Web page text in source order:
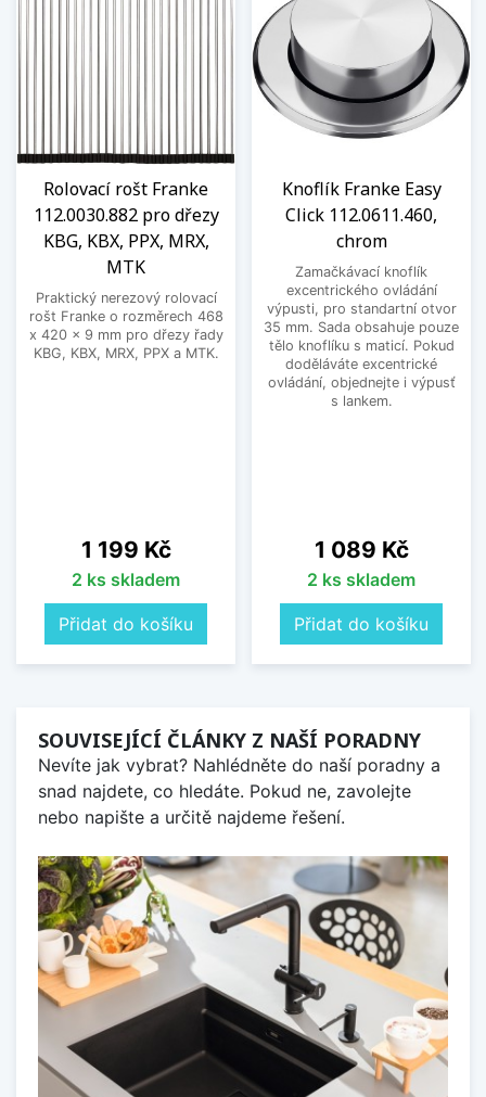
Rolovací rošt Franke
112.0030.882 pro dřezy
KBG, KBX, PPX, MRX,
MTK
Praktický nerezový rolovací
rošt Franke o rozměrech 468
x 420 x 9 mm pro dřezy řady
KBG, KBX, MRX, PPX a MTK.
Cena
1 199 Kč
2 ks skladem
Přidat do košíku
Knoflík Franke Easy
Click 112.0611.460,
chrom
Zamačkávací knoflík
excentrického ovládání
výpusti, pro standartní otvor
35 mm. Sada obsahuje pouze
tělo knoflíku s maticí. Pokud
doděláváte excentrické
ovládání, objednejte i výpusť
s lankem.
Cena
1 089 Kč
2 ks skladem
Přidat do košíku
SOUVISEJÍCÍ ČLÁNKY Z NAŠÍ PORADNY
Nevíte jak vybrat? Nahlédněte do naší poradny a
snad najdete, co hledáte. Pokud ne, zavolejte
nebo napište a určitě najdeme řešení.